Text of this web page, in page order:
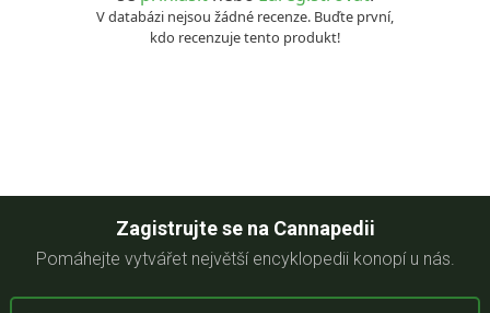
V databázi nejsou žádné recenze. Buďte první,
kdo recenzuje tento produkt!
Zagistrujte se na Cannapedii
Pomáhejte vytvářet největší encyklopedii konopí u nás.